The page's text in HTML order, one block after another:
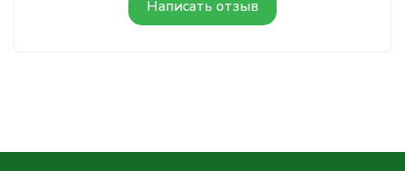
Написать отзыв